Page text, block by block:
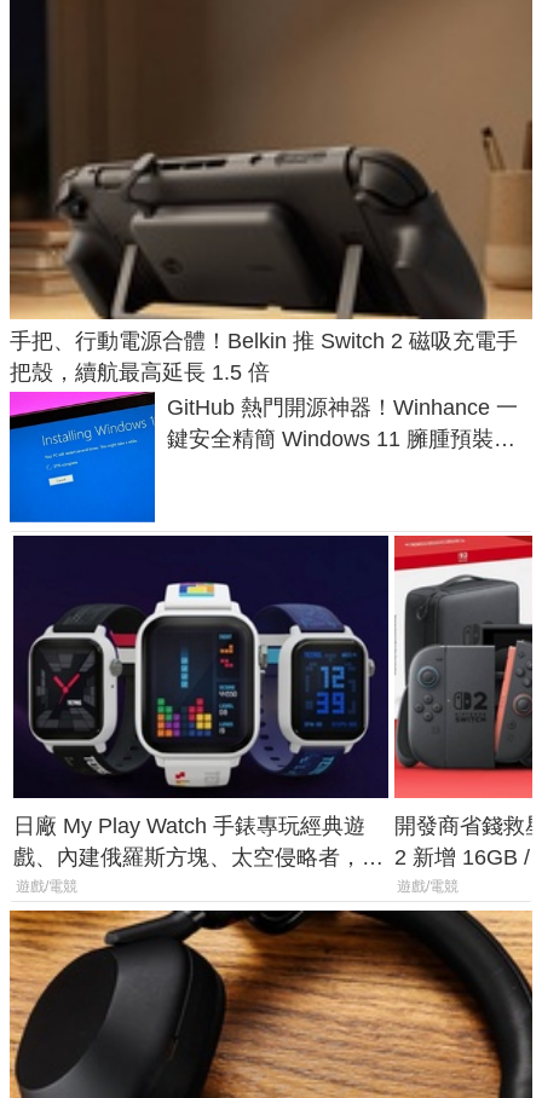
手把、行動電源合體！Belkin 推 Switch 2 磁吸充電手
把殼，續航最高延長 1.5 倍
GitHub 熱門開源神器！Winhance 一
鍵安全精簡 Windows 11 臃腫預裝軟
日廠 My Play Watch 手錶專玩經典遊
戲、內建俄羅斯方塊、太空侵略者，不
過竟然不能連手機？
遊戲/電競
開發商省錢救
2 新增 16GB /
選擇
遊戲/電競